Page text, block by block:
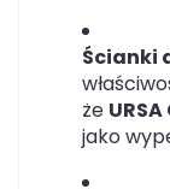
Ścianki
że URSA
jako